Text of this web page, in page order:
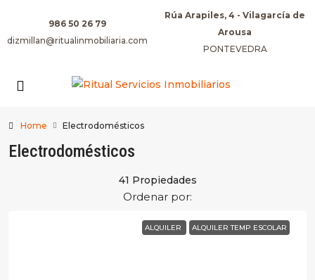
986 50 26 79
dizmillan@ritualinmobiliaria.com
Rúa Arapiles, 4 - Vilagarcía de
Arousa
PONTEVEDRA
Home Electrodomésticos
Electrodomésticos
41 Propiedades
Ordenar por:
ALQUILER ALQUILER TEMP ESCOLAR